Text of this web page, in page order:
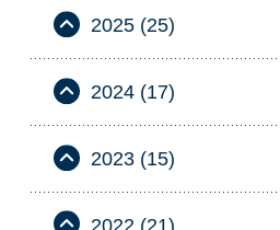
2025 (25)
2024 (17)
2023 (15)
2022 (21)